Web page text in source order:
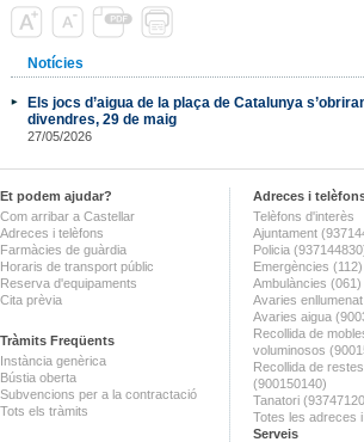
Notícies
Els jocs d’aigua de la plaça de Catalunya
divendres, 29 de maig
27/05/2026
Et podem ajudar?
Com arribar a Castellar
Adreces i telèfons
Farmàcies de guàrdia
Horaris de transport públic
Reserva d'equipaments
Cita prèvia
Tràmits Freqüents
Instància genèrica
Bústia oberta
Subvencions per a la contractació
Tots els tràmits
Adreces i
Telèfons d'interès
Ajuntament
Policia
Emergències (112)
Ambulàncies (061)
Avaries
Avaries aigua
Recollida de
voluminosos
Recollida de
(900150140)
Tanatori
Totes les adreces
Serveis